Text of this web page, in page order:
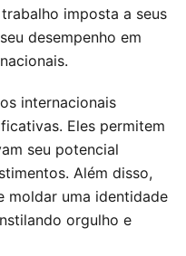
imposta a seus
desempenho em
internacionais
Eles permitem
seu potencial
Além disso,
moldar uma identidade
orgulho e